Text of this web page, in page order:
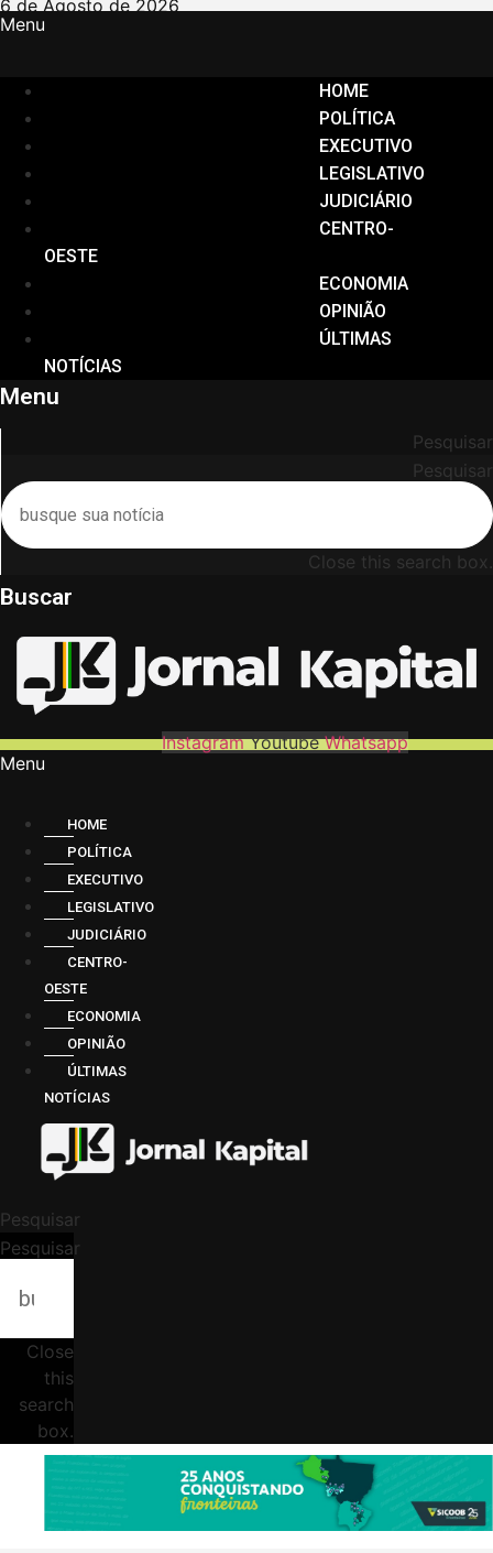
Ir
para
conteúdo
6 de Agosto de 2026
Menu
HOME
POLÍTICA
EXECUTIVO
LEGISLATIVO
JUDICIÁRIO
CENTRO-
OESTE
ECONOMIA
OPINIÃO
ÚLTIMAS
NOTÍCIAS
Menu
Pesquisar
Pesquisar
Close this search box.
Buscar
Instagram Youtube Whatsapp
Menu
HOME
POLÍTICA
EXECUTIVO
LEGISLATIVO
JUDICIÁRIO
CENTRO-
OESTE
ECONOMIA
OPINIÃO
ÚLTIMAS
NOTÍCIAS
Pesquisar
Pesquisar
Close
this
search
box.